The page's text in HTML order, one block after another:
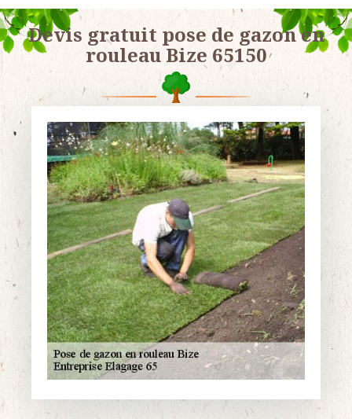
Devis gratuit pose de gazon en
rouleau Bize 65150